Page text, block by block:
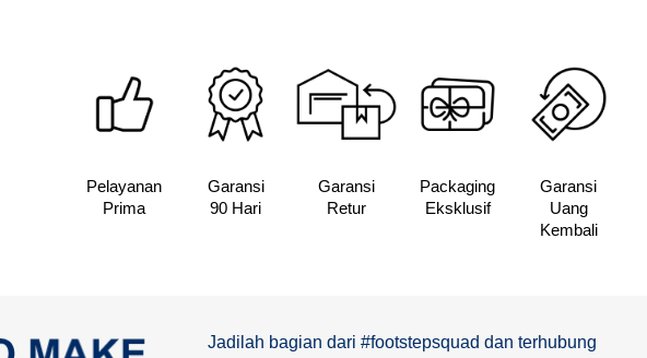
Pelayanan
Prima
Garansi
90 Hari
Garansi
Retur
Packaging
Eksklusif
Garansi
Uang
Kembali
Jadilah bagian dari #footstepsquad dan terhubung